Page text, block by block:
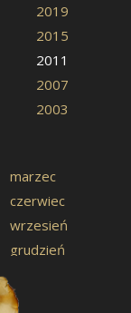
2019
2015
2011
2007
2003
marzec
czerwiec
wrzesień
grudzień